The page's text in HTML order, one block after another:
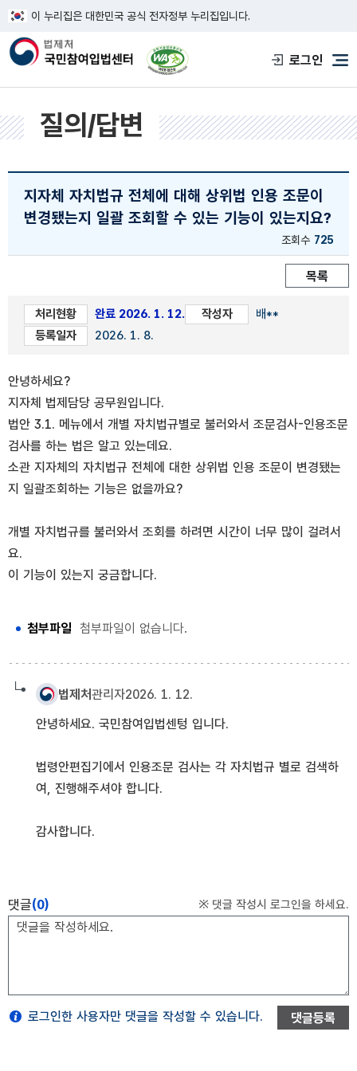
이 누리집은 대한민국 공식 전자정부 누리집입니다.
한국웹접근성인증평가원 웹접근성 사이
로그인
메
질의/답변
지자체 자치법규 전체에 대해 상위법 인용 조문이
변경됐는지 일괄 조회할 수 있는 기능이 있는지요?
조회수 725
목록
처리현황 완료 2026. 1. 12. 작성자
배**
등록일자
2026. 1. 8.
안녕하세요?
지자체 법제담당 공무원입니다.
법안 3.1. 메뉴에서 개별 자치법규별로 불러와서 조문검사-인용조문
검사를 하는 법은 알고 있는데요.
소관 지자체의 자치법규 전체에 대한 상위법 인용 조문이 변경됐는
지 일괄조회하는 기능은 없을까요?
개별 자치법규를 불러와서 조회를 하려면 시간이 너무 많이 걸려서
요.
이 기능이 있는지 궁금합니다.
첨부파일 첨부파일이 없습니다.
법제처관리자2026. 1. 12.
안녕하세요. 국민참여입법센텅 입니다.
법령안편집기에서 인용조문 검사는 각 자치법규 별로 검색하
여, 진행해주셔야 합니다.
감사합니다.
댓글(0) ※ 댓글 작성시 로그인을 하세요.
로그인한 사용자만 댓글을 작성할 수 있습니다. 댓글등록